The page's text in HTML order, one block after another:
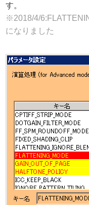
す。
※2018/4/
になりました